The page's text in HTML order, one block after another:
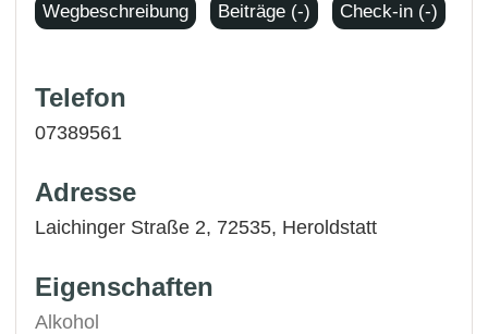
Wegbeschreibung Beiträge (-) Check-in (-)
Telefon
07389561
Adresse
Laichinger Straße 2, 72535, Heroldstatt
Eigenschaften
Alkohol